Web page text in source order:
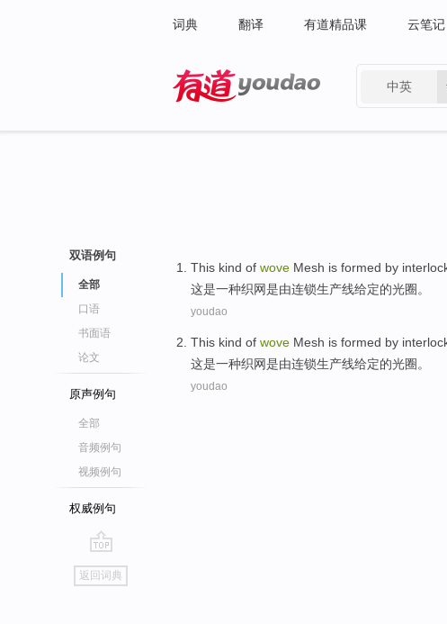
词典 翻译 有道精品课 云笔记
中英
双语例句
全部
口语
书面语
论文
原声例句
全部
音频例句
视频例句
权威例句
go
top
返回词典
This kind of wove Mesh is formed by
这是一种织网是由连锁生产线给定的光圈 。
youdao
This kind of wove Mesh is formed by
这是一种织网是由连锁生产线给定的光圈 。
youdao